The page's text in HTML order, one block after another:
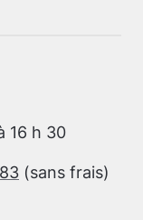
16 h 30
(sans frais)